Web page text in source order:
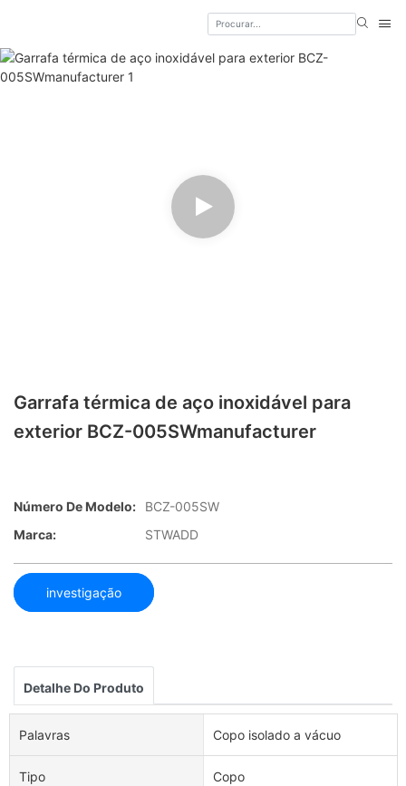
Garrafa térmica de aço inoxidável para
exterior BCZ-005SWmanufacturer
Número De Modelo:
BCZ-005SW
Marca:
STWADD
investigação
Detalhe Do Produto
Palavras Copo isolado a vácuo
Tipo Copo